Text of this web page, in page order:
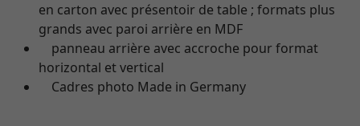
en carton avec présentoir de table ; formats plus
grands avec paroi arrière en MDF
panneau arrière avec accroche pour format
horizontal et vertical
Cadres photo Made in Germany